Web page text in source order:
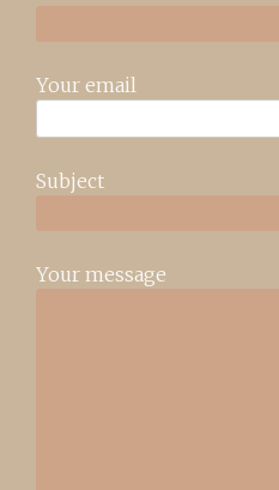
Your email
Subject
Your message